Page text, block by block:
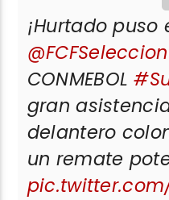
¡Hurtado
CONMEBOL
gran
delantero
un remate